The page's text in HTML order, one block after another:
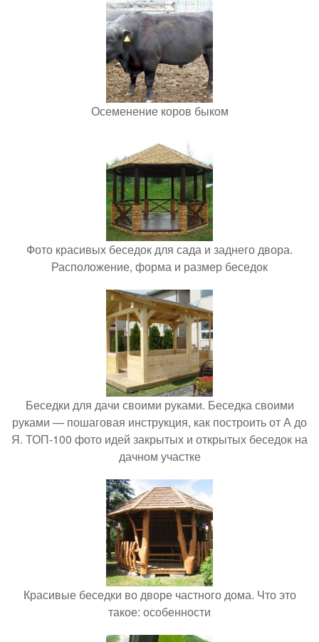
Осеменение коров быком
Фото красивых беседок для сада и заднего двора.
Расположение, форма и размер беседок
Беседки для дачи своими руками. Беседка своими
руками — пошаговая инструкция, как построить от А до
Я. ТОП-100 фото идей закрытых и открытых беседок на
дачном участке
Красивые беседки во дворе частного дома. Что это
такое: особенности